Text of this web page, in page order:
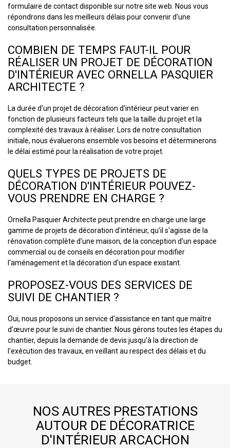
formulaire de contact disponible sur notre site web. Nous vous
répondrons dans les meilleurs délais pour convenir d'une
consultation personnalisée.
COMBIEN DE TEMPS FAUT-IL POUR
RÉALISER UN PROJET DE DÉCORATION
D'INTÉRIEUR AVEC ORNELLA PASQUIER
ARCHITECTE ?
La durée d'un projet de décoration d'intérieur peut varier en
fonction de plusieurs facteurs tels que la taille du projet et la
complexité des travaux à réaliser. Lors de notre consultation
initiale, nous évaluerons ensemble vos besoins et déterminerons
le délai estimé pour la réalisation de votre projet.
QUELS TYPES DE PROJETS DE
DÉCORATION D'INTÉRIEUR POUVEZ-
VOUS PRENDRE EN CHARGE ?
Ornella Pasquier Architecte peut prendre en charge une large
gamme de projets de décoration d'intérieur, qu'il s'agisse de la
rénovation complète d'une maison, de la conception d'un espace
commercial ou de conseils en décoration pour modifier
l'aménagement et la décoration d'un espace existant.
PROPOSEZ-VOUS DES SERVICES DE
SUIVI DE CHANTIER ?
Oui, nous proposons un service d'assistance en tant que maître
d'œuvre pour le suivi de chantier. Nous gérons toutes les étapes du
chantier, depuis la demande de devis jusqu'à la direction de
l'exécution des travaux, en veillant au respect des délais et du
budget.
NOS AUTRES PRESTATIONS
AUTOUR DE DÉCORATRICE
D'INTÉRIEUR ARCACHON